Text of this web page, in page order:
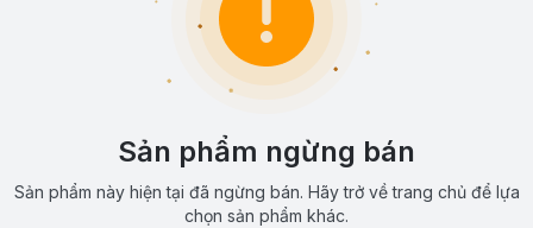
Sản phẩm ngừng bán
Sản phẩm này hiện tại đã ngừng bán. Hãy trở về trang chủ để lựa
chọn sản phẩm khác.